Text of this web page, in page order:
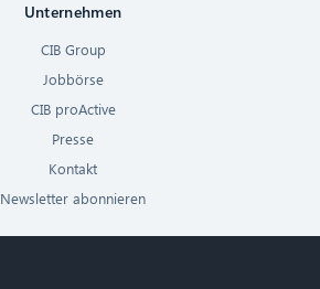
Unternehmen
CIB Group
Jobbörse
CIB proActive
Presse
Kontakt
Newsletter abonnieren